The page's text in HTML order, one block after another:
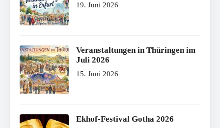
19. Juni 2026
Veranstaltungen in Thüringen im
Juli 2026
15. Juni 2026
Ekhof-Festival Gotha 2026